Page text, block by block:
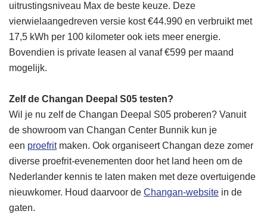
uitrustingsniveau Max de beste keuze. Deze
vierwielaangedreven versie kost €44.990 en verbruikt met
17,5 kWh per 100 kilometer ook iets meer energie.
Bovendien is private leasen al vanaf €599 per maand
mogelijk.
Zelf de Changan Deepal S05 testen?
Wil je nu zelf de Changan Deepal S05 proberen? Vanuit
de showroom van Changan Center Bunnik kun je
een proefritmaken. Ook organiseert Changan deze zomer
diverse proefrit-evenementen door het land heen om de
Nederlander kennis te laten maken met deze overtuigende
nieuwkomer. Houd daarvoor de Changan-website in de
gaten.